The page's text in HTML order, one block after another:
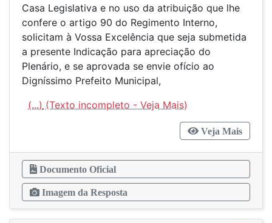
Casa Legislativa e no uso da atribuição que lhe
confere o artigo 90 do Regimento Interno,
solicitam à Vossa Excelência que seja submetida
a presente Indicação para apreciação do
Plenário, e se aprovada se envie ofício ao
Digníssimo Prefeito Municipal,
(...)
Veja Mais
Documento Oficial
Imagem da Resposta